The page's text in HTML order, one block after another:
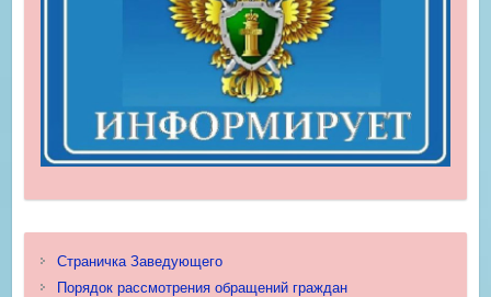
Страничка Заведующего
Порядок рассмотрения обращений граждан